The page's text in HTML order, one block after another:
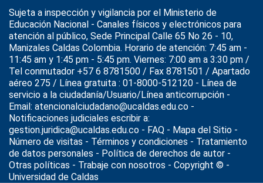
Sujeta a inspección y vigilancia por el Ministerio de
Educación Nacional - Canales físicos y electrónicos para
atención al público, Sede Principal Calle 65 No 26 - 10,
Manizales Caldas Colombia. Horario de atención: 7:45 am -
11:45 am y 1:45 pm - 5:45 pm. Viernes: 7:00 am a 3:30 pm /
Tel conmutador +57 6 8781500 / Fax 8781501 / Apartado
aéreo 275 / Línea gratuita : 01-8000-512120 - Línea de
servicio a la ciudadanía/Usuario/Línea anticorrupción -
Email: atencionalciudadano@ucaldas.edu.co -
Notificaciones judiciales escribir a:
gestion.juridica@ucaldas.edu.co - FAQ - Mapa del Sitio -
Número de visitas - Términos y condiciones - Tratamiento
de datos personales - Política de derechos de autor -
Otras políticas - Trabaje con nosotros - Copyright © -
Universidad de Caldas